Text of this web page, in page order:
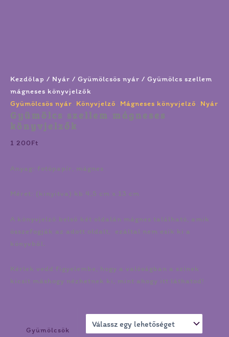
Kezdőlap / Nyár / Gyümölcsös nyár / Gyümölcs szellem
mágneses könyvjelzők
Gyümölcsös nyár, Könyvjelző, Mágneses könyvjelző, Nyár
Gyümölcs szellem mágneses
könyvjelzők
1 200Ft
Anyag: fotópapír, mágnes
Méret: (kinyitva) kb 4,5 cm x 13 cm
A könyvjelző belső két oldalán mágnes található, amik
összefogják az adott oldalt, ezáltal nem esik ki a
könyvből.
Kérlek vedd figyelembe, hogy a valóságban a színek
kicsit máshogy nézhetnek ki, mint ahogy itt láthatod!
Gyümölcsök